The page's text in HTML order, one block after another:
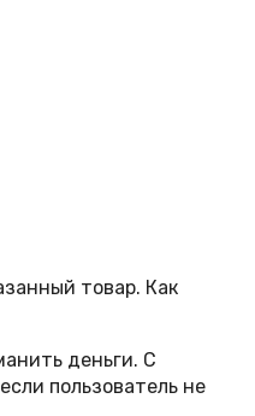
товар. Как
деньги. С
пользователь не